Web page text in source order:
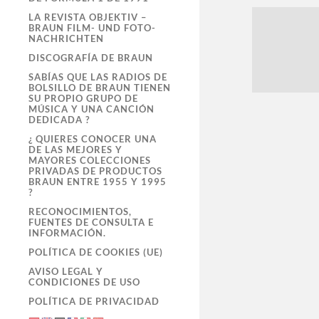
LA REVISTA OBJEKTIV –
BRAUN FILM- UND FOTO-
NACHRICHTEN
DISCOGRAFÍA DE BRAUN
SABÍAS QUE LAS RADIOS DE
BOLSILLO DE BRAUN TIENEN
SU PROPIO GRUPO DE
MÚSICA Y UNA CANCIÓN
DEDICADA ?
¿ QUIERES CONOCER UNA
DE LAS MEJORES Y
MAYORES COLECCIONES
PRIVADAS DE PRODUCTOS
BRAUN ENTRE 1955 Y 1995
?
RECONOCIMIENTOS,
FUENTES DE CONSULTA E
INFORMACIÓN.
POLÍTICA DE COOKIES (UE)
AVISO LEGAL Y
CONDICIONES DE USO
POLÍTICA DE PRIVACIDAD